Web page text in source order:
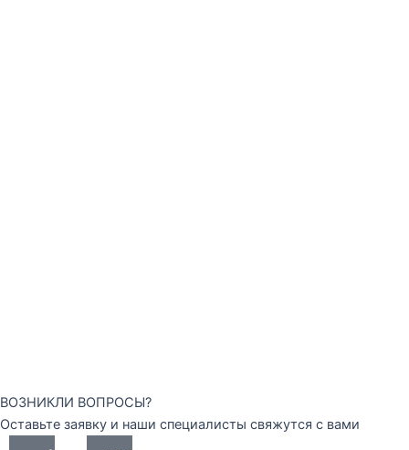
ВОЗНИКЛИ ВОПРОСЫ?
Оставьте заявку и наши специалисты свяжутся с вами